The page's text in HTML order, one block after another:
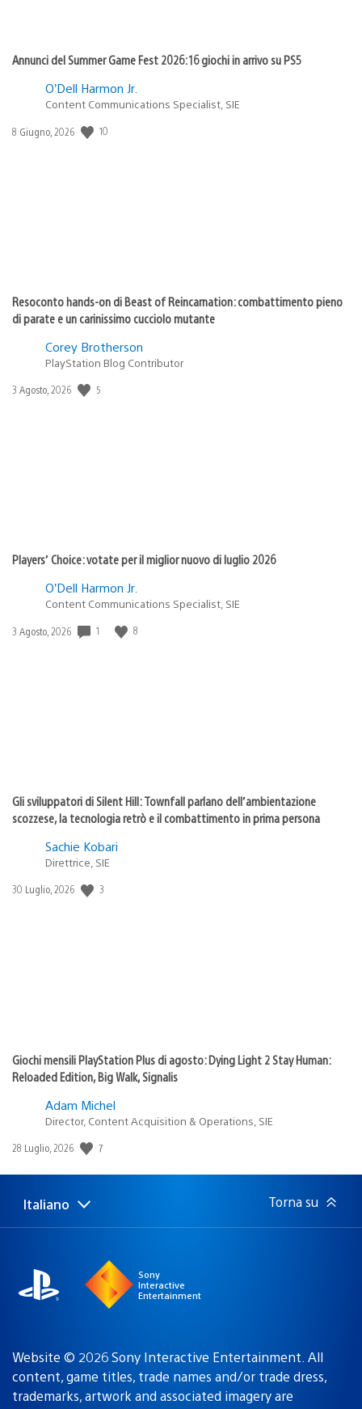
Annunci del Summer Game Fest 2026: 16 giochi in arrivo su PS5
O’Dell Harmon Jr.
Content Communications Specialist, SIE
Data
8 Giugno, 2026 10
Resoconto hands-on di Beast of Reincarnation: combattimento pieno
di parate e un carinissimo cucciolo mutante
Corey Brotherson
PlayStation Blog Contributor
Data
3 Agosto, 2026 5
Players’ Choice: votate per il miglior nuovo di luglio 2026
O’Dell Harmon Jr.
Content Communications Specialist, SIE
Data
3 Agosto, 2026 1 8
Gli sviluppatori di Silent Hill: Townfall parlano dell’ambientazione
scozzese, la tecnologia retrò e il combattimento in prima persona
Sachie Kobari
Direttrice, SIE
Data
30 Luglio, 2026 3
Giochi mensili PlayStation Plus di agosto: Dying Light 2 Stay Human:
Reloaded Edition, Big Walk, Signalis
Adam Michel
Director, Content Acquisition & Operations, SIE
Data
pubblicazione:
28 Luglio, 2026 7
Seleziona
una
Regione
attuale:
Italiano Torna su
Sony
Interactive
Entertainment
Website © 2026 Sony Interactive Entertainment. All
content, game titles, trade names and/or trade dress,
trademarks, artwork and associated imagery are